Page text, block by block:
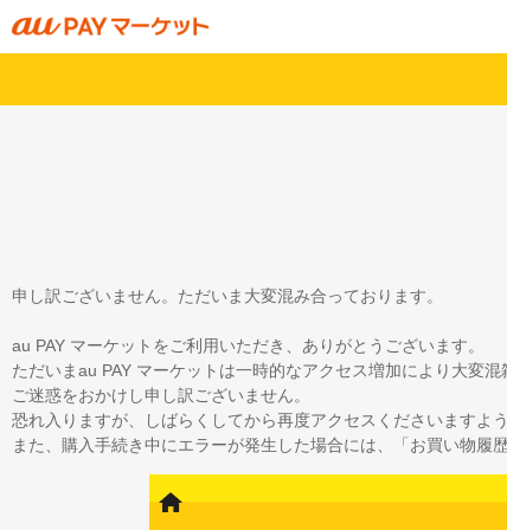
申し訳ございません。ただいま大変混み合っております。
au PAY マーケットをご利用いただき、ありがとうございます。
ただいまau PAY マーケットは一時的なアクセス増加により大変
ご迷惑をおかけし申し訳ございません。
恐れ入りますが、しばらくしてから再度アクセスくださいますよ
また、購入手続き中にエラーが発生した場合には、「お買い物履